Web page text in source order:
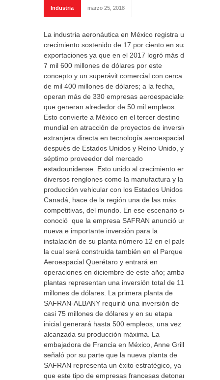
Industria marzo 25, 2018
La industria aeronáutica en México registra un
crecimiento sostenido de 17 por ciento en sus
exportaciones ya que en el 2017 logró más de
7 mil 600 millones de dólares por este
concepto y un superávit comercial con cerca
de mil 400 millones de dólares; a la fecha,
operan más de 330 empresas aeroespaciales
que generan alrededor de 50 mil empleos.
Esto convierte a México en el tercer destino
mundial en atracción de proyectos de inversión
extranjera directa en tecnología aeroespacial,
después de Estados Unidos y Reino Unido, y el
séptimo proveedor del mercado
estadounidense. Esto unido al crecimiento en
diversos renglones como la manufactura y la
producción vehicular con los Estados Unidos y
Canadá, hace de la región una de las más
competitivas, del mundo. En ese escenario se
conoció que la empresa SAFRAN anunció una
nueva e importante inversión para la
instalación de su planta número 12 en el país,
la cual será construida también en el Parque
Aeroespacial Querétaro y entrará en
operaciones en diciembre de este año; ambas
plantas representan una inversión total de 115
millones de dólares. La primera planta de
SAFRAN-ALBANY requirió una inversión de
casi 75 millones de dólares y en su etapa
inicial generará hasta 500 empleos, una vez
alcanzada su producción máxima. La
embajadora de Francia en México, Anne Grillo,
señaló por su parte que la nueva planta de
SAFRAN representa un éxito estratégico, ya
que este tipo de empresas francesas detonan